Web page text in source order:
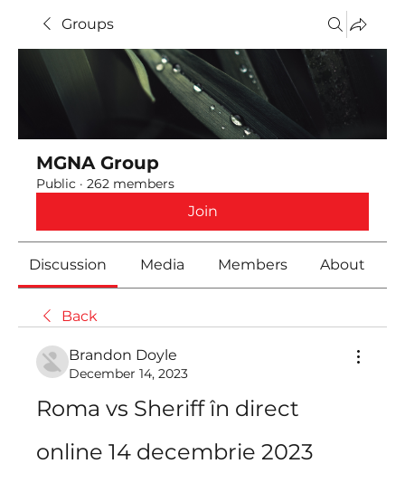
Groups
MGNA Group
Public · 262 members
Join
Discussion Media Members About
Back
Brandon Doyle
December 14, 2023
Roma vs Sheriff în direct
online 14 decembrie 2023